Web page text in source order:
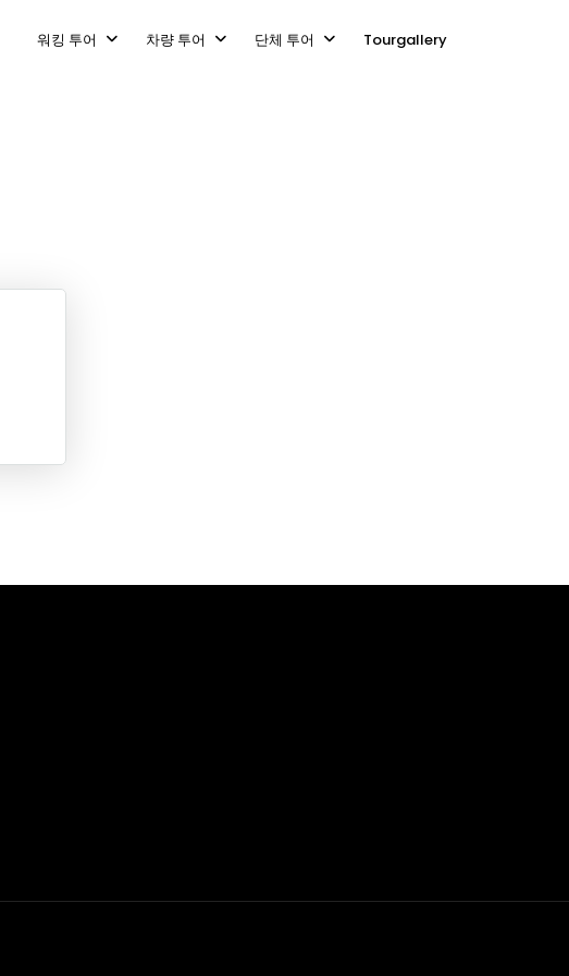
워킹 투어 차량 투어 단체 투어 Tourgallery